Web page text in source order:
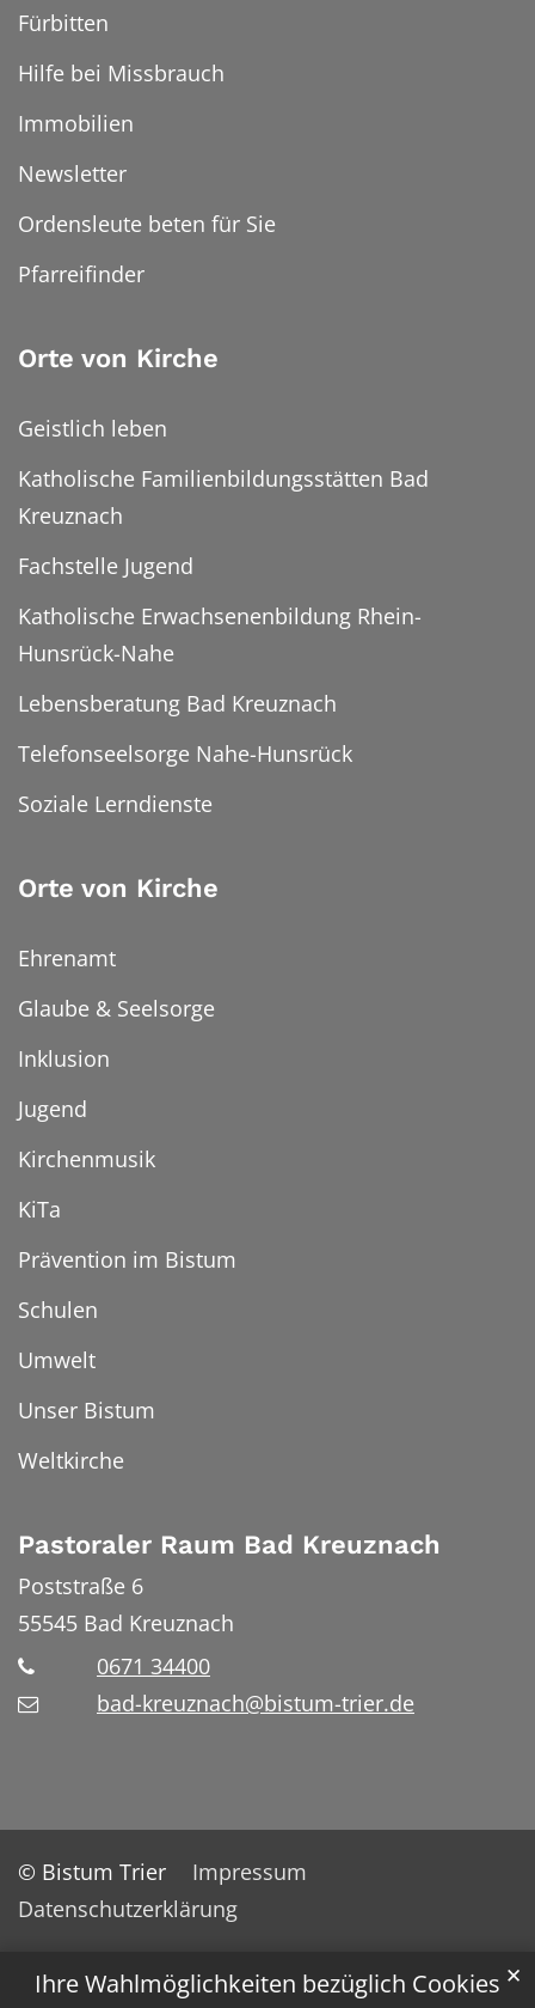
Ihre Wahlmöglichkeiten bezüglich Cookies ✕
Fürbitten
Hilfe bei Missbrauch
Immobilien
Newsletter
Ordensleute beten für Sie
Pfarreifinder
Orte von Kirche
Geistlich leben
Katholische Familienbildungsstätten Bad
Kreuznach
Fachstelle Jugend
Katholische Erwachsenenbildung Rhein-
Hunsrück-Nahe
Lebensberatung Bad Kreuznach
Telefonseelsorge Nahe-Hunsrück
Soziale Lerndienste
Orte von Kirche
Ehrenamt
Glaube & Seelsorge
Inklusion
Jugend
Kirchenmusik
KiTa
Prävention im Bistum
Schulen
Umwelt
Unser Bistum
Weltkirche
Pastoraler Raum Bad Kreuznach
Poststraße 6
55545 Bad Kreuznach
0671 34400
bad-kreuznach@bistum-trier.de
© Bistum Trier
Impressum
Datenschutzerklärung